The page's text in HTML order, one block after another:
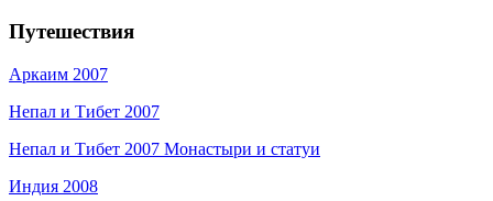
Путешествия
Аркаим 2007
Непал и Тибет 2007
Непал и Тибет 2007 Монастыри и статуи
Индия 2008